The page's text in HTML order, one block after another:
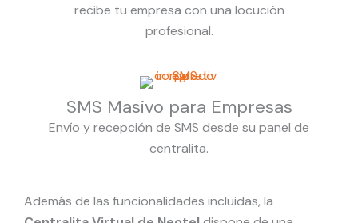
recibe tu empresa con una locución
profesional.
SMS Masivo para Empresas
Envío y recepción de SMS desde su panel de
centralita.
Además de las funcionalidades incluidas, la